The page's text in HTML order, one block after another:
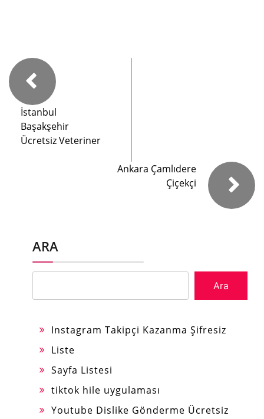
İstanbul
Başakşehir
Ücretsiz Veteriner
Ankara Çamlıdere
Çiçekçi
ARA
Ara
Instagram Takipçi Kazanma Şifresiz
Liste
Sayfa Listesi
tiktok hile uygulaması
Youtube Dislike Gönderme Ücretsiz